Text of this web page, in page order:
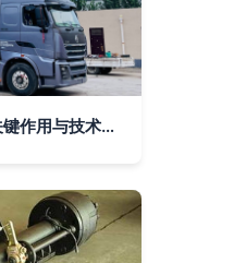
两桥骨架挂车在集装箱运输中的关键作用与技术要求